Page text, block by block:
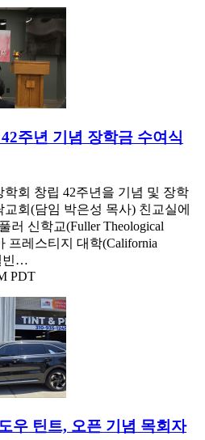
주년 기념 장학금 수여식
학회 창립 42주년을 기념 및 장학
회(담임 박은성 목사) 친교실에
러 신학교(Fuller Theological
프레스티지 대학(California
빈…
PDT
우 틴트, 오픈 기념 목회자